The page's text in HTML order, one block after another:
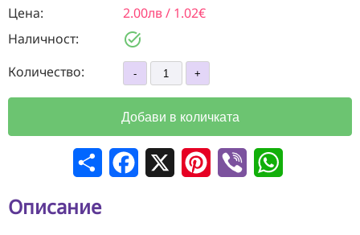
Цена:
2.00лв / 1.02€
Наличност:
task_alt
Количество:
Добави в количката
СподелиFacebook PinterestViber
Описание